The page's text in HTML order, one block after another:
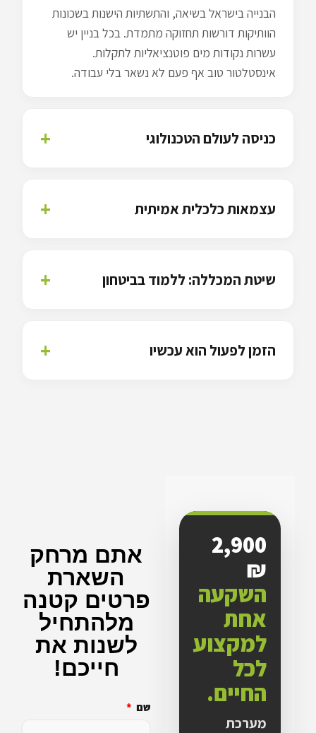
הבנייה בישראל בשיאה, והתשתיות הישנות בשכונות
הוותיקות דורשות תחזוקה מתמדת. בכל בניין יש
עשרות נקודות מים פוטנציאליות לתקלות.
אינסטלטור טוב אף פעם לא נשאר בלי עבודה.
כניסה לעולם הטכנולוגי
עצמאות כלכלית אמיתית
שיטת המכללה: ללמוד בביטחון
הזמן לפעול הוא עכשיו
2,900
₪
השקעה
אחת
למקצוע
לכל
החיים.
מערכת
אתם מרחק
השארת
פרטים קטנה
מלהתחיל
לשנות את
חייכם!
שם